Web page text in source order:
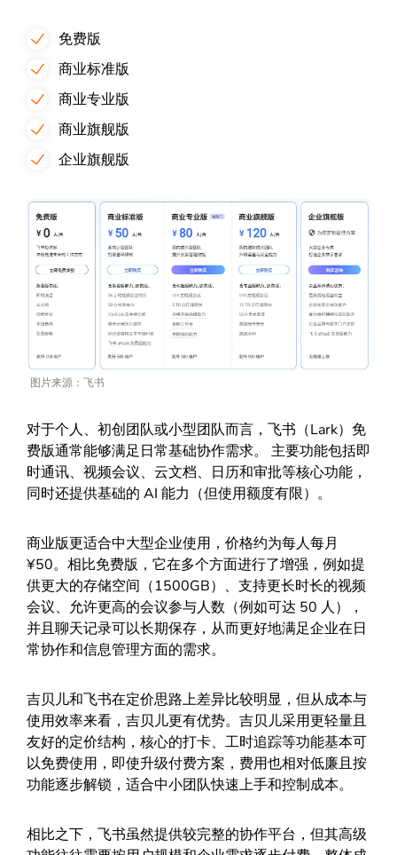
免费版
商业标准版
商业专业版
商业旗舰版
企业旗舰版
图片来源：飞书
对于个人、初创团队或小型团队而言，飞书（Lark）免
费版通常能够满足日常基础协作需求。 主要功能包括即
时通讯、视频会议、云文档、日历和审批等核心功能，
同时还提供基础的 AI 能力（但使用额度有限）。
商业版更适合中大型企业使用，价格约为每人每月
¥50。相比免费版，它在多个方面进行了增强，例如提
供更大的存储空间（1500GB）、支持更长时长的视频
会议、允许更高的会议参与人数（例如可达 50 人），
并且聊天记录可以长期保存，从而更好地满足企业在日
常协作和信息管理方面的需求。
吉贝儿和飞书在定价思路上差异比较明显，但从成本与
使用效率来看，吉贝儿更有优势。吉贝儿采用更轻量且
友好的定价结构，核心的打卡、工时追踪等功能基本可
以免费使用，即使升级付费方案，费用也相对低廉且按
功能逐步解锁，适合中小团队快速上手和控制成本。
相比之下，飞书虽然提供较完整的协作平台，但其高级